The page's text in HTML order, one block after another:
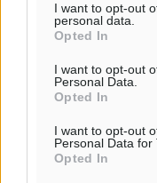
I want to opt-out
personal data.
Opted In
I want to opt-out
Personal Data.
Opted In
I want to opt-out
Personal Data for
Opted In
Στο Google